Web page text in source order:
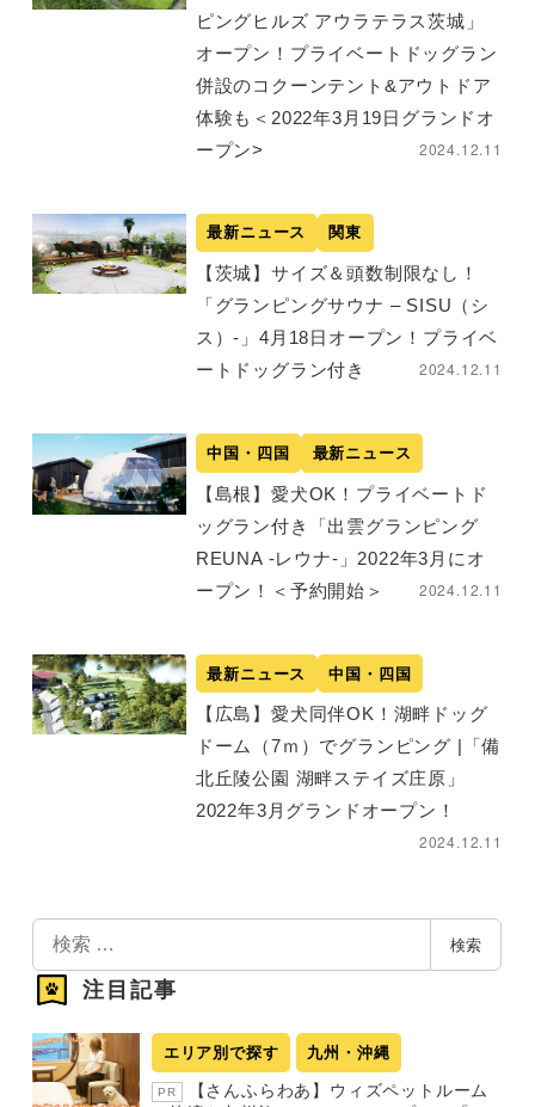
ピングヒルズ アウラテラス茨城」
オープン！プライベートドッグラン
併設のコクーンテント&アウトドア
体験も＜2022年3月19日グランドオ
ープン>
2024.12.11
最新ニュース 関東
【茨城】サイズ＆頭数制限なし！
「グランピングサウナ – SISU（シ
ス）-」4月18日オープン！プライベ
ートドッグラン付き
2024.12.11
中国・四国 最新ニュース
【島根】愛犬OK！プライベートド
ッグラン付き「出雲グランピング
REUNA -レウナ-」2022年3月にオ
ープン！＜予約開始＞
2024.12.11
最新ニュース 中国・四国
【広島】愛犬同伴OK！湖畔ドッグ
ドーム（7ｍ）でグランピング |「備
北丘陵公園 湖畔ステイズ庄原」
2022年3月グランドオープン！
2024.12.11
索
検索
注目記事
エリア別で探す 九州・沖縄
PR
【さんふらわあ】ウィズペットルーム